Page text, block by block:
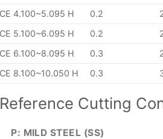
CE 4.100~5.095 H
0.2
CE 5.100~6.095 H
0.2
CE 6.100~8.095 H
0.3
CE 8.100~10.050 H
0.3
Reference Cutting
P: MILD STEEL (SS)